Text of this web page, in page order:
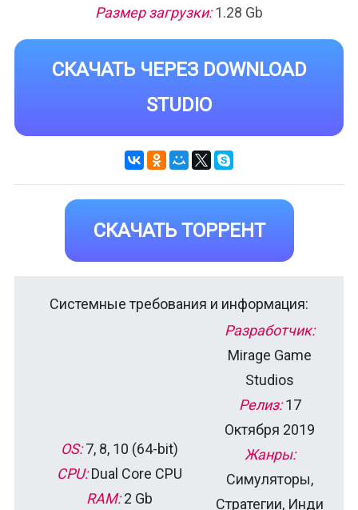
Размер загрузки:1.28 Gb
СКАЧАТЬ ЧЕРЕЗ DOWNLOAD
STUDIO
СКАЧАТЬ ТОРРЕНТ
Системные требования и информация:
OS:7, 8, 10 (64-bit)
CPU:Dual Core CPU
RAM:2 Gb
Разработчик:
Mirage Game
Studios
Релиз:17
Октября 2019
Жанры:
Симуляторы,
Стратегии, Инди